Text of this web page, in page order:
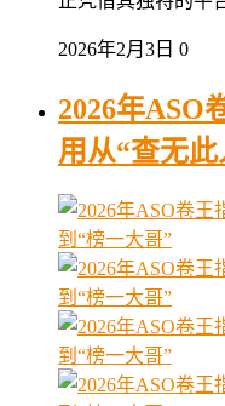
2026年2月3日 0
2026年ASO
用从“查无